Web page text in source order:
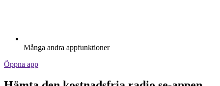
Många andra appfunktioner
Öppna app